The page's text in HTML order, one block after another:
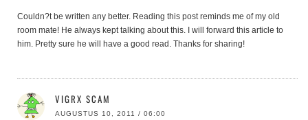
Couldn?t be written any better. Reading this post reminds me of my old
room mate! He always kept talking about this. I will forward this article to
him. Pretty sure he will have a good read. Thanks for sharing!
VIGRX SCAM
AUGUSTUS 10, 2011 / 06:00